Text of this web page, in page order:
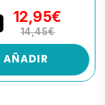
12,95€
14,45€
AÑADIR